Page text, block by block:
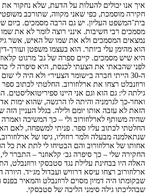
איך אנו יכולים להעלות על הדעת, שלא נחקור את
חקירה מוסמכת, כפי שאני מקווה, שתורכב
בית־המשפט העליון. יש גם הרבה מסמכים. ביום
מסמכים רבי חשיבות. אינני רוצה לומר לא את
נמצאים המסמכים ולא את שמו של האיש, אשר
הוא מהימן עלי ביותר. הוא בעצמו משפטן ועורך-
היא שיש מסמכים. קיים ספרה של גב' מרגוט
לפני שהבאתי את הצעתי לכנסת, היא סיפרה לי
ה-30 הייתי חברה ב״שומר הצעיר״ ולא היה לי
ורוזנבלט רצחו את ארלוזורוב. החלטתי לכתוב ספר
גילתה לי: גם הוא וגם אני היינו
ואחר-כך לגרמניה והיתה לו הרגשה, שהוא ימות
הזאת לא עזבה אותו יומם ולילה. בגלל העניין הזה
שהיה משותף לארלוזורוב ולי – כך המשיכה ואמרה
החלטתי לכתוב עליו ספר. פניתי למשפחה, לאם
שנתאלמנה מבעלה ולמר רוזוליו, גיסו של
אחותו של ארלוזורוב והם הבטיחו לי לתת את כל
החקירה שלי – כך סיפרה גב׳ קלאוזנר – התברר
האלה היו בבחינת עלילת נגד סטבסקי ורוזנבלט,
ארלוזורוב רצחו עיסא דרוויש ועבדול מג׳יד. היורה
שבקומתו היה דמיון מסוים לרוזנבלט והמאיר בפנס
שבהליכתו גילה סימני הליכה של סטבסקי.